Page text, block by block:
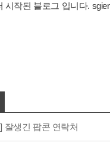
시작된 블로그 입니다.
잘생긴 팝콘 연락처